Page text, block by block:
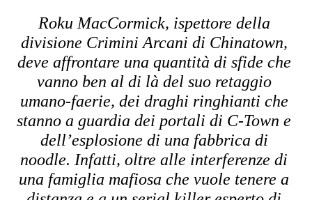
Roku MacCormick, ispettore della
divisione Crimini Arcani di Chinatown,
deve affrontare una quantità di sfide che
vanno ben al di là del suo retaggio
umano-faerie, dei draghi ringhianti che
stanno a guardia dei portali di C-Town e
dell’esplosione di una fabbrica di
noodle. Infatti, oltre alle interferenze di
una famiglia mafiosa che vuole tenere a